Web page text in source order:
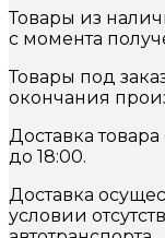
Товары из
с момента
Товары под
окончания
Доставка
до 18:00.
Доставка
условии